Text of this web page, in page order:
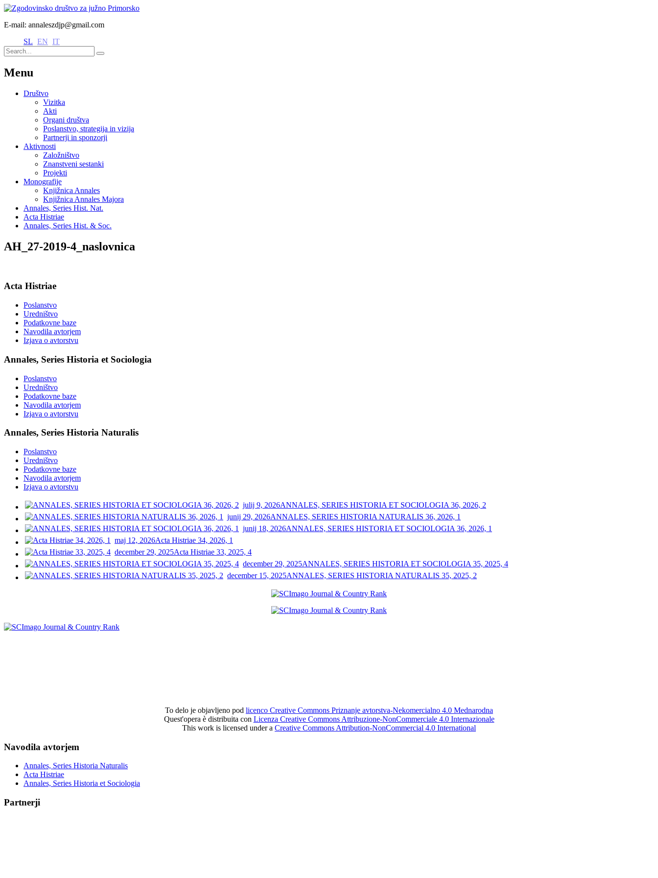
E-mail: annaleszdjp@gmail.com
SL EN IT
Menu
Društvo
Vizitka
Akti
Organi društva
Poslanstvo, strategija in vizija
Partnerji in sponzorji
Aktivnosti
Založništvo
Znanstveni sestanki
Projekti
Monografije
Knjižnica Annales
Knjižnica Annales Majora
Annales, Series Hist. Nat.
Acta Histriae
Annales, Series Hist. & Soc.
AH_27-2019-4_naslovnica
Acta Histriae
Poslanstvo
Uredništvo
Podatkovne baze
Navodila avtorjem
Izjava o avtorstvu
Annales, Series Historia et Sociologia
Poslanstvo
Uredništvo
Podatkovne baze
Navodila avtorjem
Izjava o avtorstvu
Annales, Series Historia Naturalis
Poslanstvo
Uredništvo
Podatkovne baze
Navodila avtorjem
Izjava o avtorstvu
julij 9, 2026ANNALES, SERIES HISTORIA ET SOCIOLOGIA 36, 2026, 2
junij 29, 2026ANNALES, SERIES HISTORIA NATURALIS 36, 2026, 1
junij 18, 2026ANNALES, SERIES HISTORIA ET SOCIOLOGIA 36, 2026, 1
maj 12, 2026Acta Histriae 34, 2026, 1
december 29, 2025Acta Histriae 33, 2025, 4
december 29, 2025ANNALES, SERIES HISTORIA ET SOCIOLOGIA 35, 2025, 4
december 15, 2025ANNALES, SERIES HISTORIA NATURALIS 35, 2025, 2
To delo je objavljeno pod licenco Creative Commons Priznanje avtorstva-Nekomercialno 4.0 Mednarodna
Quest'opera è distribuita con Licenza Creative Commons Attribuzione-NonCommerciale 4.0 Internazionale
This work is licensed under a Creative Commons Attribution-NonCommercial 4.0 International
Navodila avtorjem
Annales, Series Historia Naturalis
Acta Histriae
Annales, Series Historia et Sociologia
Partnerji